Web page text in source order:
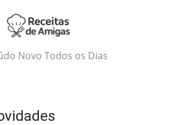
Novo Todos os Dias